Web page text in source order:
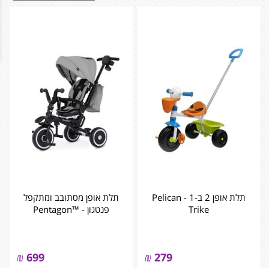
תלת אופן 2 ב-1 - Pelican
Trike
279
₪
תלת אופן מסתובב ומתקפל
פנטגון - ™Pentagon
699
₪